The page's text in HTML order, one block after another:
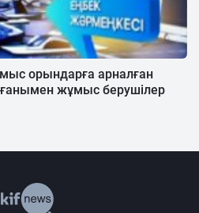
орындарға арналған
жұмыс берушілер